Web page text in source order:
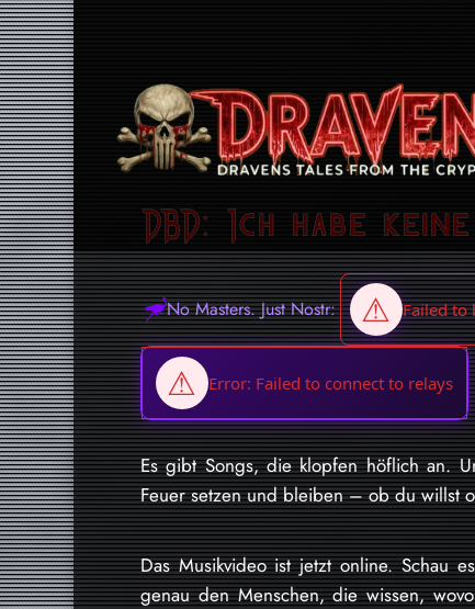
DBD: Ich habe
No Masters. Just Nostr:
Es gibt Songs, die klopfen höflich an.
Feuer setzen und bleiben – ob du willst
Das Musikvideo ist jetzt online. Schau
genau den Menschen, die wissen,